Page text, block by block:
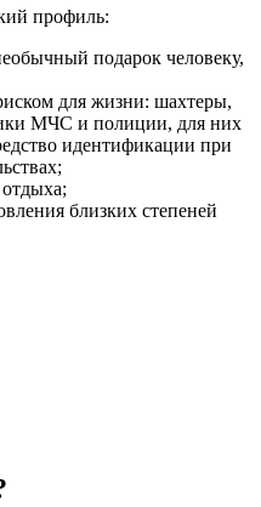
профиль:
подарок человеку,
для жизни: шахтеры,
МЧС и полиции, для них
идентификации при
близких степеней